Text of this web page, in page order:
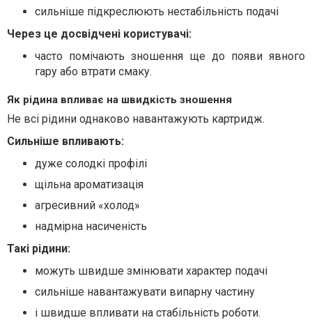
сильніше підкреслюють нестабільність подачі
Через це досвідчені користувачі:
часто помічають зношення ще до появи явного
гару або втрати смаку.
Як рідина впливає на швидкість зношення
Не всі рідини однаково навантажують картридж.
Сильніше впливають:
дуже солодкі профілі
щільна ароматизація
агресивний «холод»
надмірна насиченість
Такі рідини:
можуть швидше змінювати характер подачі
сильніше навантажувати випарну частину
і швидше впливати на стабільність роботи.